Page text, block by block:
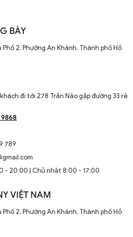
chao thuỷ tinh trang trí DTT 8201A
BÀY
Phố 2, Phường An Khánh, Thành phố Hồ
đi tới 278 Trần Não gặp đường 33 rẽ
9868
789
- 20:00 | Chủ nhật 8:00 - 17:00
VIỆT NAM
Phố 2, Phường An Khánh, Thành phố Hồ